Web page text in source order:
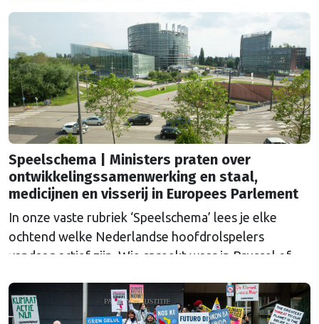
Speelschema | Ministers praten over
ontwikkelingssamenwerking en staal,
medicijnen en visserij in Europees Parlement
In onze vaste rubriek ‘Speelschema’ lees je elke
ochtend welke Nederlandse hoofdrolspelers
vandaag actief zijn. Wie spreekt waar in Brussel of
agenda?